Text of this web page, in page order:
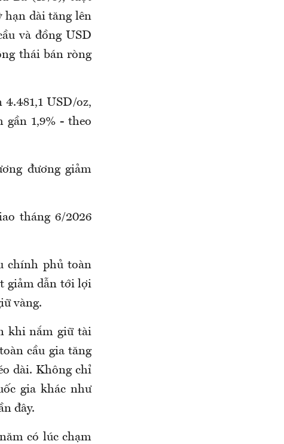
hạn dài tăng lên
và đồng USD
thái bán ròng
USD/oz,
gần 1,9% - theo
đương giảm
tháng 6/2026
chính phủ toàn
giảm dẫn tới lợi
vàng.
khi nắm giữ tài
cầu gia tăng
dài. Không chỉ
gia khác như
đây.
có lúc chạm